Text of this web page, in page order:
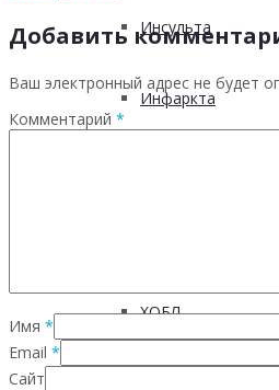
Инсульта
Инфаркта
ХОБЛ
Добавить
Ваш электронный адрес не будет
Комментарий *
Имя *
Email *
Сайт